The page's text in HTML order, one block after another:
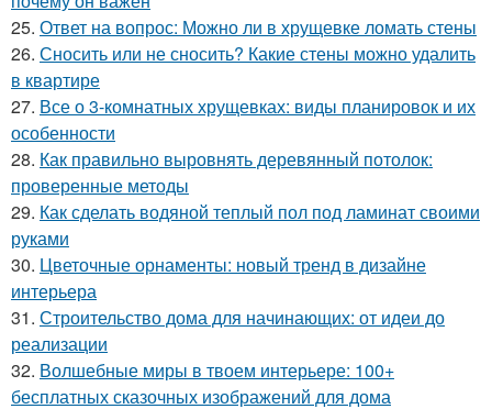
25. Ответ на вопрос: Можно ли в хрущевке ломать стены
26. Сносить или не сносить? Какие стены можно удалить
в квартире
27. Все о 3-комнатных хрущевках: виды планировок и их
особенности
28. Как правильно выровнять деревянный потолок:
проверенные методы
29. Как сделать водяной теплый пол под ламинат своими
руками
30. Цветочные орнаменты: новый тренд в дизайне
интерьера
31. Строительство дома для начинающих: от идеи до
реализации
32. Волшебные миры в твоем интерьере: 100+
бесплатных сказочных изображений для дома